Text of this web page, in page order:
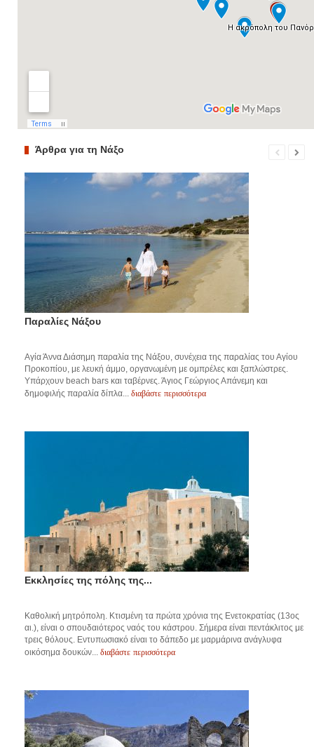
Άρθρα για τη Νάξο
Παραλίες Νάξου
Αγία Άννα Διάσημη παραλία της Νάξου, συνέχεια της παραλίας του Αγίου
Προκοπίου, με λευκή άμμο, οργανωμένη με ομπρέλες και ξαπλώστρες.
Υπάρχουν beach bars και ταβέρνες. Άγιος Γεώργιος Απάνεμη και
δημοφιλής παραλία δίπλα... διαβάστε περισσότερα
Εκκλησίες της πόλης της...
Καθολική μητρόπολη. Κτισμένη τα πρώτα χρόνια της Ενετοκρατίας (13ος
αι.), είναι ο σπουδαιότερος ναός του κάστρου. Σήμερα είναι πεντάκλιτος με
τρεις θόλους. Εντυπωσιακό είναι το δάπεδο με μαρμάρινα ανάγλυφα
οικόσημα δουκών... διαβάστε περισσότερα